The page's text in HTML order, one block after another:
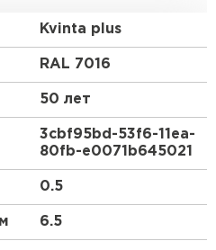
ступеньки 30 мм
натуральной черепицы.
геометрию волны.
Kvinta plus
RAL 7016
50 лет
3cbf95bd-53f6-11ea-
80fb-e0071b645021
0.5
6.5